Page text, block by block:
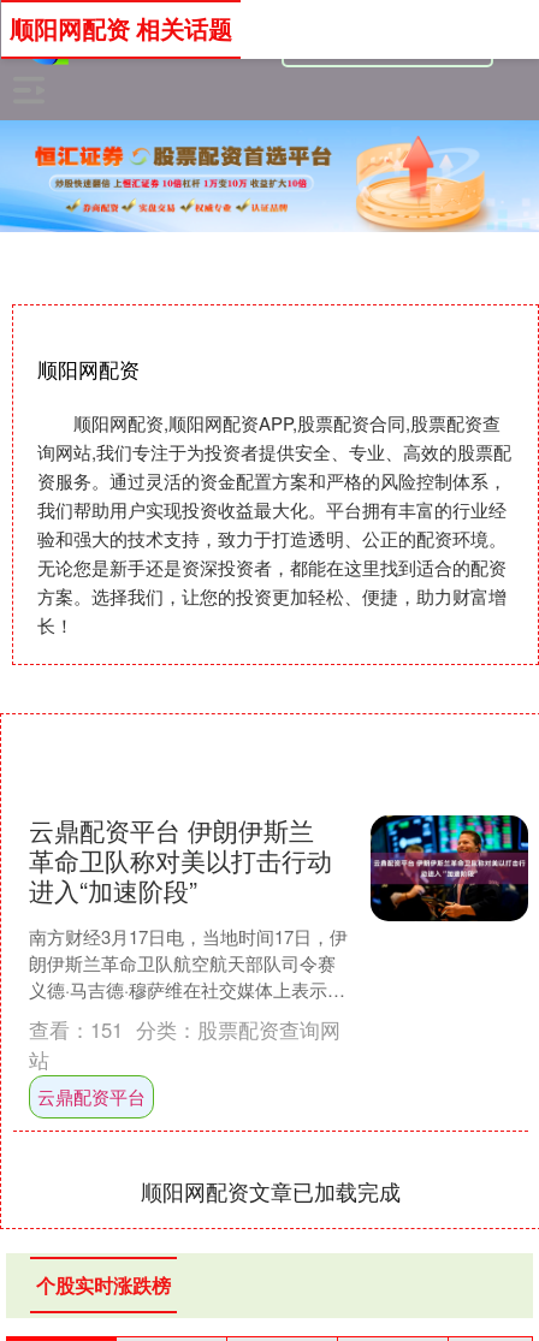
顺阳网配资
顺阳网配资,顺阳网配资APP,股票配资合同,股票配资查
询网站,我们专注于为投资者提供安全、专业、高效的股票配
资服务。通过灵活的资金配置方案和严格的风险控制体系，
我们帮助用户实现投资收益最大化。平台拥有丰富的行业经
验和强大的技术支持，致力于打造透明、公正的配资环境。
无论您是新手还是资深投资者，都能在这里找到适合的配资
方案。选择我们，让您的投资更加轻松、便捷，助力财富增
长！
顺阳网配资 相关话题
云鼎配资平台 伊朗伊斯兰
革命卫队称对美以打击行动
进入“加速阶段”
南方财经3月17日电，当地时间17日，伊
朗伊斯兰革命卫队航空航天部队司令赛
义德·马吉德·穆萨维在社交媒体上表示，
伊朗方面针对美国和以色列的“以效果为
导向”的“毁....
查看： 151 分类： 股票配资查询网
站
云鼎配资平台
顺阳网配资文章已加载完成
个股实时涨跌榜